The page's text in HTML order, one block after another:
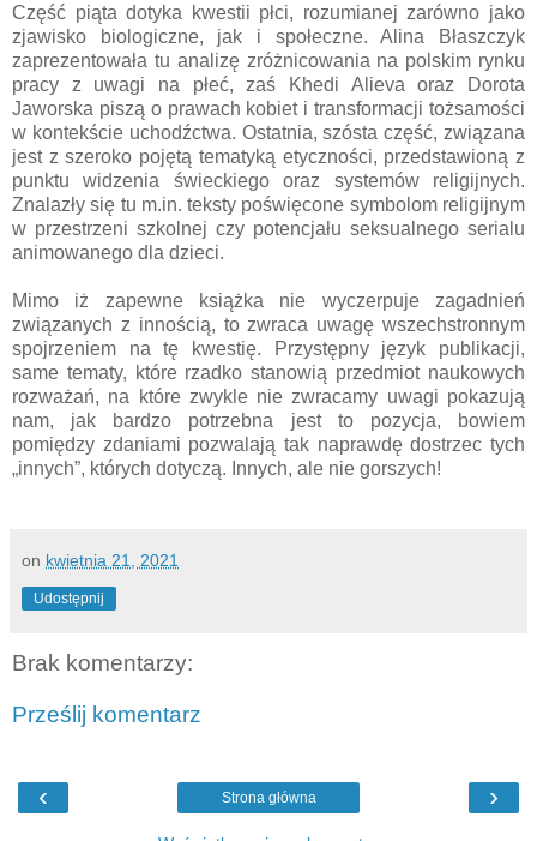
Część piąta dotyka kwestii płci, rozumianej zarówno jako
zjawisko biologiczne, jak i społeczne. Alina Błaszczyk
zaprezentowała tu analizę zróżnicowania na polskim rynku
pracy z uwagi na płeć, zaś Khedi Alieva oraz Dorota
Jaworska piszą o prawach kobiet i transformacji tożsamości
w kontekście uchodźctwa. Ostatnia, szósta część, związana
jest z szeroko pojętą tematyką etyczności, przedstawioną z
punktu widzenia świeckiego oraz systemów religijnych.
Znalazły się tu m.in. teksty poświęcone symbolom religijnym
w przestrzeni szkolnej czy potencjału seksualnego serialu
animowanego dla dzieci.
Mimo iż zapewne książka nie wyczerpuje zagadnień
związanych z innością, to zwraca uwagę wszechstronnym
spojrzeniem na tę kwestię. Przystępny język publikacji,
same tematy, które rzadko stanowią przedmiot naukowych
rozważań, na które zwykle nie zwracamy uwagi pokazują
nam, jak bardzo potrzebna jest to pozycja, bowiem
pomiędzy zdaniami pozwalają tak naprawdę dostrzec tych
„innych”, których dotyczą. Innych, ale nie gorszych!
on kwietnia 21, 2021
Udostępnij
Brak komentarzy:
Prześlij komentarz
‹ ›
Strona główna